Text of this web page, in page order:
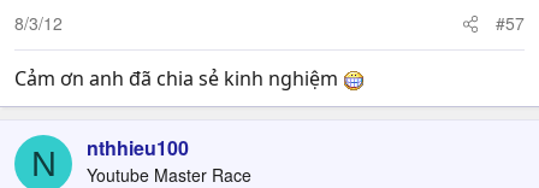
8/3/12 #57
Cảm ơn anh đã chia sẻ kinh nghiệm
N nthhieu100
Youtube Master Race